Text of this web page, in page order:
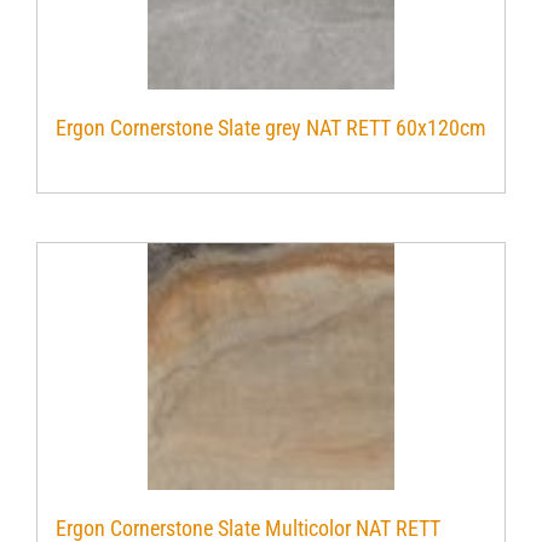
Ergon Cornerstone Slate grey NAT RETT 60x120cm
Ergon Cornerstone Slate Multicolor NAT RETT